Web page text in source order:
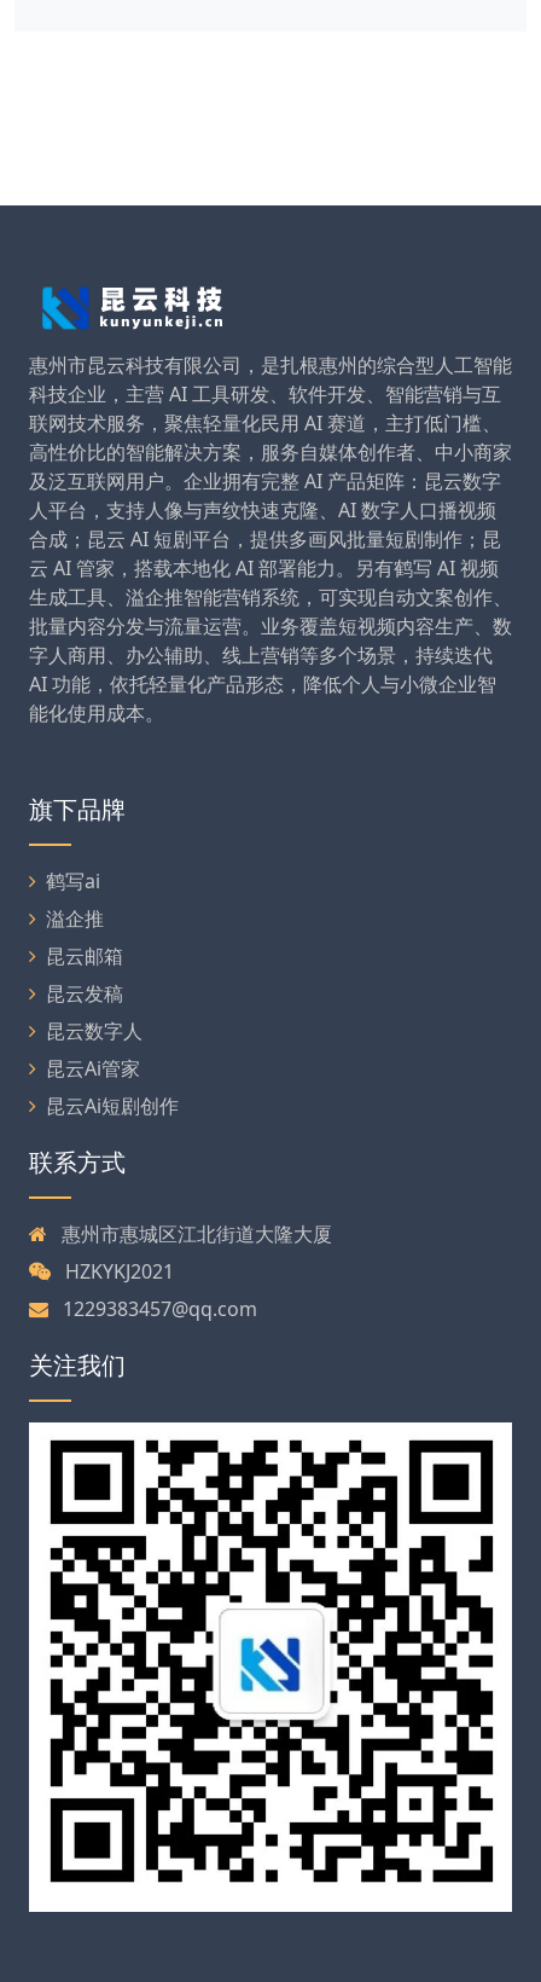
惠州市昆云科技有限公司，是扎根惠州的综合型人工智能
科技企业，主营 AI 工具研发、软件开发、智能营销与互
联网技术服务，聚焦轻量化民用 AI 赛道，主打低门槛、
高性价比的智能解决方案，服务自媒体创作者、中小商家
及泛互联网用户。企业拥有完整 AI 产品矩阵：昆云数字
人平台，支持人像与声纹快速克隆、AI 数字人口播视频
合成；昆云 AI 短剧平台，提供多画风批量短剧制作；昆
云 AI 管家，搭载本地化 AI 部署能力。另有鹤写 AI 视频
生成工具、溢企推智能营销系统，可实现自动文案创作、
批量内容分发与流量运营。业务覆盖短视频内容生产、数
字人商用、办公辅助、线上营销等多个场景，持续迭代
AI 功能，依托轻量化产品形态，降低个人与小微企业智
能化使用成本。
旗下品牌
鹤写ai
溢企推
昆云邮箱
昆云发稿
昆云数字人
昆云Ai管家
昆云Ai短剧创作
联系方式
惠州市惠城区江北街道大隆大厦
HZKYKJ2021
1229383457@qq.com
关注我们